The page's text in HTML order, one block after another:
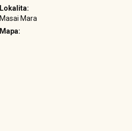
Lokalita:
Masai Mara
Mapa: